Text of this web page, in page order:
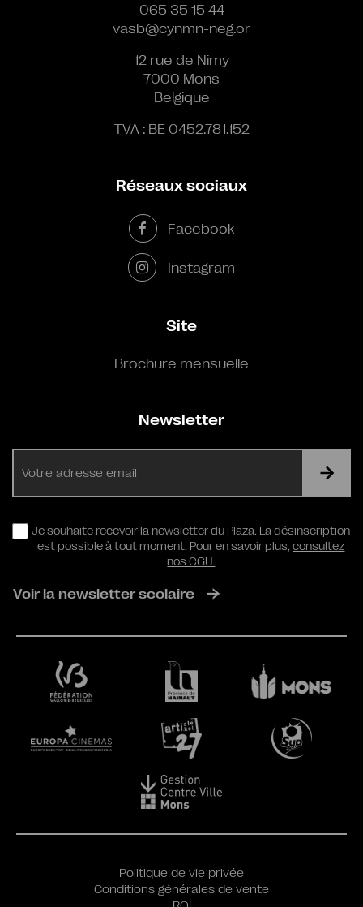
065 35 15 44
vasb@cynmn-neg.or
12 rue de Nimy
7000 Mons
Belgique
TVA : BE 0452.781.152
Réseaux sociaux
Facebook
Instagram
Site
Brochure mensuelle
Newsletter
RGPD
Je souhaite recevoir la newsletter du Plaza. La désinscription
est possible à tout moment. Pour en savoir plus,consultez
nos CGU.
Voir la newsletter scolaire
Politique de vie privée
Conditions générales de vente